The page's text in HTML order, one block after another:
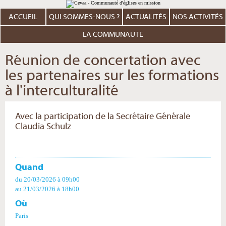
au
contenu.
Aller
personnels
ACCUEIL QUI SOMMES-NOUS ? ACTUALITÉS NOS ACTIVITÉS
LA COMMUNAUTÉ
Réunion de concertation avec
les partenaires sur les formations
à l'interculturalité
Avec la participation de la Secrétaire Générale
Claudia Schulz
Quand
du 20/03/2026 à 09h00
au 21/03/2026 à 18h00
Où
Paris